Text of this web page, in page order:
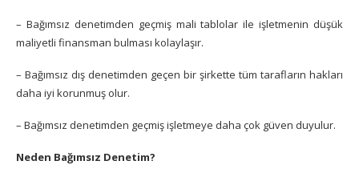
– Bağımsız denetimden geçmiş mali tablolar ile işletmenin düşük
maliyetli finansman bulması kolaylaşır.
– Bağımsız dış denetimden geçen bir şirkette tüm tarafların hakları
daha iyi korunmuş olur.
– Bağımsız denetimden geçmiş işletmeye daha çok güven duyulur.
Neden Bağımsız Denetim?